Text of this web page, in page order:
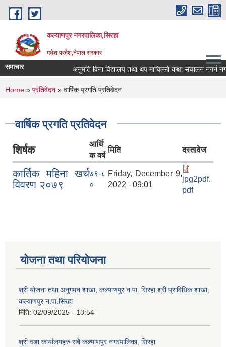
Skip to main content
कल्याणपुर नगरपालिका,सिरहा
मधेश प्रदेश,नेपाल सरकार
समाचार अनुमति विना विद्यालय तथा थप माचिल्लो कक्षा संचालन नगर्न
You are here
Home » प्रतिवेदन » वार्षिक प्रगति प्रतिवेदन
वार्षिक प्रगति प्रतिवेदन
शिर्षक
आर्थि
क वर्ष
मिति दस्तावेज
कार्तिक महिना खर्च
विवरण २०७९
७९-८
०
Friday, December 9,
2022 - 09:01
jpg2pdf.
pdf
योजना तथा परियोजना
श्री योजना तथा अनुगमन शाखा, कल्याणपुर न.पा. सिरहा श्री प्राविधिक शाखा,
कल्याणपुर न.पा.सिरहा
मिति: 02/09/2025 - 13:54
श्री वडा कार्यालयहरु सबै कल्याणपुर नगरपालिका, सिरहा